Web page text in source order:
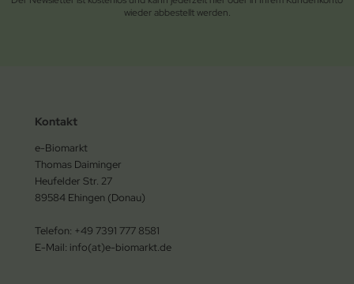
wieder abbestellt werden.
Kontakt
e-Biomarkt
Thomas Daiminger
Heufelder Str. 27
89584 Ehingen (Donau)
Telefon: +49 7391 777 8581
E-Mail: info(at)e-biomarkt.de